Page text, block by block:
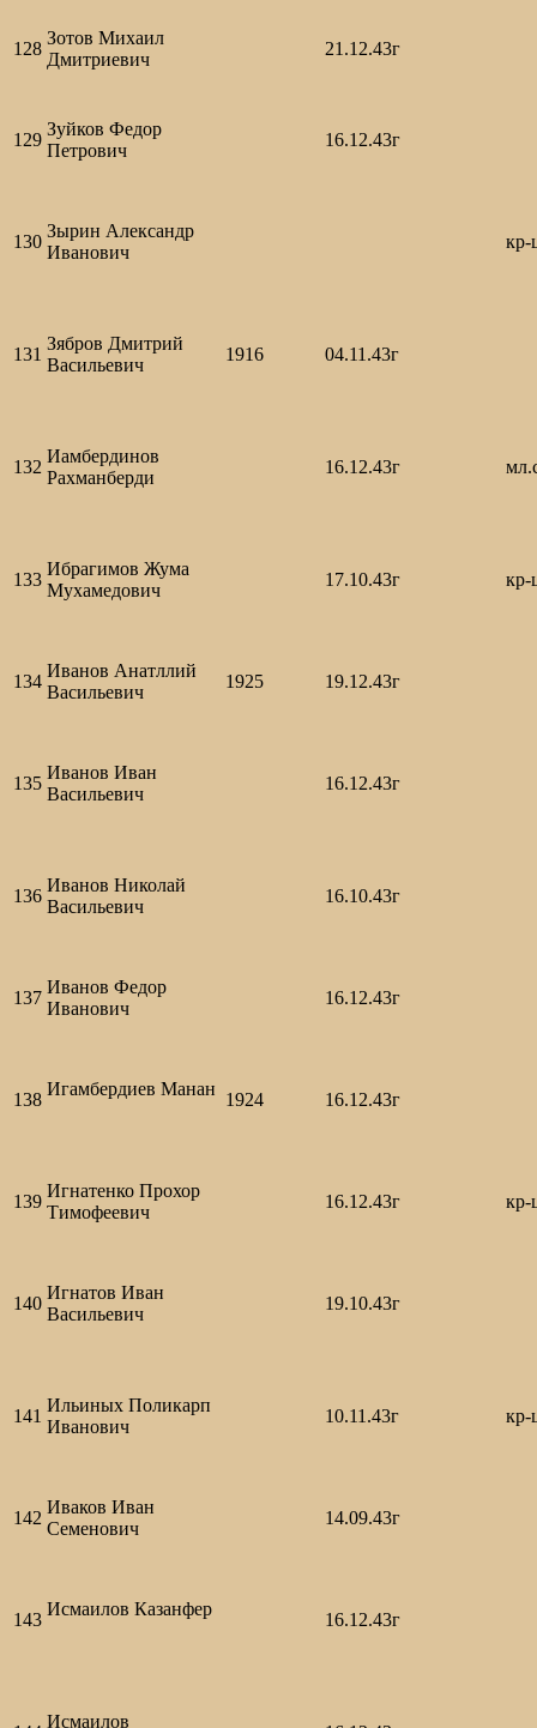
128
Зотов Михаил
Дмитриевич
21.12.43г
129
Зуйков Федор
Петрович
16.12.43г
130
Зырин Александр
Иванович
кр-
131
Зябров Дмитрий
Васильевич
1916 04.11.43г
132
Иамбердинов
Рахманберди
16.12.43г
133
Ибрагимов Жума
Мухамедович
17.10.43г
134
Иванов Анатллий
Васильевич
1925 19.12.43г
135
Иванов Иван
Васильевич
16.12.43г
136
Иванов Николай
Васильевич
16.10.43г
137
Иванов Федор
Иванович
16.12.43г
138
Игамбердиев Манан
1924 16.12.43г
139
Игнатенко Прохор
Тимофеевич
16.12.43г кр-
140
Игнатов Иван
Васильевич
19.10.43г
141
Ильиных Поликарп
Иванович
10.11.43г кр-
142
Иваков Иван
Семенович
14.09.43г
143
Исмаилов Казанфер
16.12.43г
Исмаилов